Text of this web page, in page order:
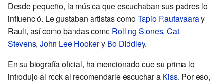
Desde pequeño, la música que escuchaban sus padres lo
influenció. Le gustaban artistas comoTapio Rautavaaray
Rauli, así como bandas como Rolling Stones, Cat
Stevens, John Lee Hookery Bo Diddley.
En su biografía oficial, ha mencionado que su prima lo
introdujo al rock al recomendarle escuchar a Kiss. Por eso,